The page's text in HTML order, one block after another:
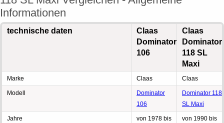
Informationen
technische daten
Claas
Dominator
106
Claas
Dominator
118 SL
Maxi
Marke Claas Claas
Modell
Dominator
106
Dominator 118
SL Maxi
Jahre
von 1978 bis
von 1990 bis